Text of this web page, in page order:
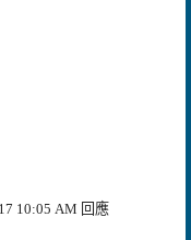
10:05 AM 回應